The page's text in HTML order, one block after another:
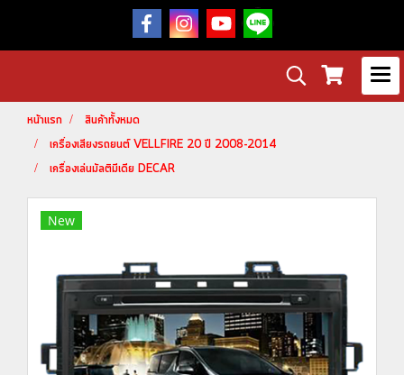
หน้าแรก
สินค้าทั้งหมด
เครื่องเสียงรถยนต์ VELLFIRE 20 ปี 2008-2014
เครื่องเล่นมัลติมีเดีย DECAR
New